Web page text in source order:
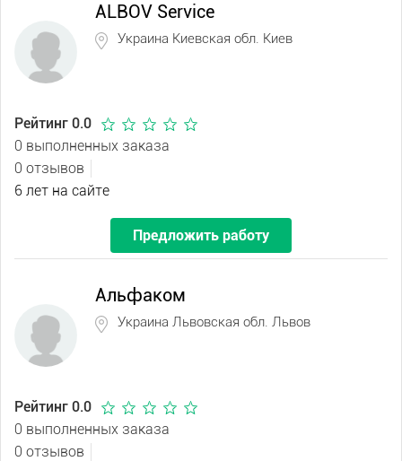
ALBOV Service
Украина Киевская обл. Киев
Рейтинг 0.0
0 выполненных заказа
0 отзывов
6 лет на сайте
Предложить работу
Альфаком
Украина Львовская обл. Львов
Рейтинг 0.0
0 выполненных заказа
0 отзывов